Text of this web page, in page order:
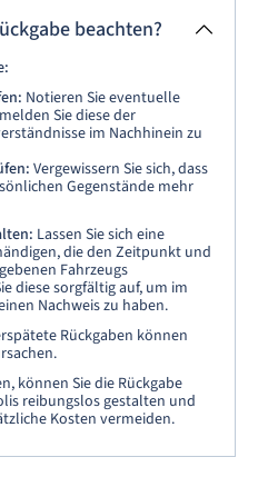
beachten?
Notieren Sie eventuelle
Sie diese der
im Nachhinein zu
Vergewissern Sie sich, dass
Gegenstände mehr
Lassen Sie sich eine
die den Zeitpunkt und
Fahrzeugs
diese sorgfältig auf, um im
Nachweis zu haben.
Rückgaben können
können Sie die Rückgabe
reibungslos gestalten und
Kosten vermeiden.